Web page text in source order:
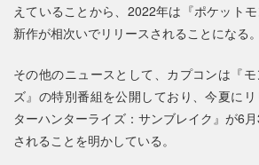
えていることから、2022年は『ポケット
新作が相次いでリリースされることになる。
その他のニュースとして、カプコンは『
ズ』の特別番組を公開しており、今夏に
ターハンターライズ：サンブレイク』が6
されることを明かしている。